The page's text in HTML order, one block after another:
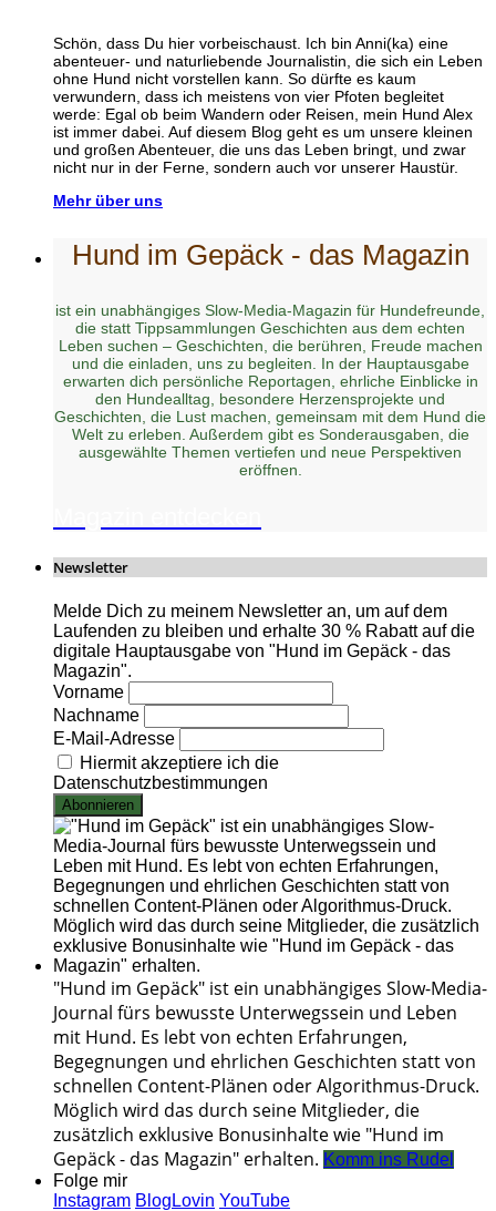
Schön, dass Du hier vorbeischaust. Ich bin Anni(ka) eine
abenteuer- und naturliebende Journalistin, die sich ein Leben
ohne Hund nicht vorstellen kann. So dürfte es kaum
verwundern, dass ich meistens von vier Pfoten begleitet
werde: Egal ob beim Wandern oder Reisen, mein Hund Alex
ist immer dabei. Auf diesem Blog geht es um unsere kleinen
und großen Abenteuer, die uns das Leben bringt, und zwar
nicht nur in der Ferne, sondern auch vor unserer Haustür.
Mehr über uns
Hund im Gepäck - das Magazin
ist ein unabhängiges Slow-Media-Magazin für Hundefreunde,
die statt Tippsammlungen Geschichten aus dem echten
Leben suchen – Geschichten, die berühren, Freude machen
und die einladen, uns zu begleiten. In der Hauptausgabe
erwarten dich persönliche Reportagen, ehrliche Einblicke in
den Hundealltag, besondere Herzensprojekte und
Geschichten, die Lust machen, gemeinsam mit dem Hund die
Welt zu erleben. Außerdem gibt es Sonderausgaben, die
ausgewählte Themen vertiefen und neue Perspektiven
eröffnen.
Newsletter
Melde Dich zu meinem Newsletter an, um auf dem
Laufenden zu bleiben und erhalte 30 % Rabatt auf die
digitale Hauptausgabe von "Hund im Gepäck - das
Magazin".
Vorname
Nachname
E-Mail-Adresse
Hiermit akzeptiere ich die
Datenschutzbestimmungen
"Hund im Gepäck" ist ein unabhängiges Slow-Media-
Journal fürs bewusste Unterwegssein und Leben
mit Hund. Es lebt von echten Erfahrungen,
Begegnungen und ehrlichen Geschichten statt von
schnellen Content-Plänen oder Algorithmus-Druck.
Möglich wird das durch seine Mitglieder, die
zusätzlich exklusive Bonusinhalte wie "Hund im
Gepäck - das Magazin" erhalten. Komm ins Rudel
Folge mir
Instagram BlogLovin YouTube